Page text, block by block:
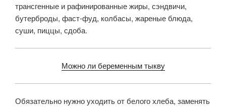
трансгенные и рафинированные жиры, сэндвичи,
бутерброды, фаст-фуд, колбасы, жареные блюда,
суши, пиццы, сдоба.
Можно ли беременным тыкву
Обязательно нужно уходить от белого хлеба, заменять